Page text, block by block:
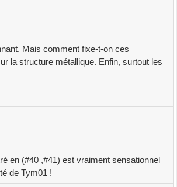
Mais comment fixe-t-on ces
la structure métallique. Enfin, surtout les
en (#40 ,#41) est vraiment sensationnel
de Tym01 !